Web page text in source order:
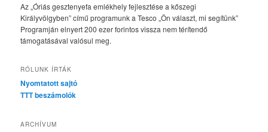
Az „Óriás gesztenyefa emlékhely fejlesztése a kőszegi
Királyvölgyben” című programunk a Tesco „Ön választ, mi segítünk”
Programján elnyert 200 ezer forintos vissza nem térítendő
támogatásával valósul meg.
RÓLUNK ÍRTÁK
Nyomtatott sajtó
TTT beszámolók
ARCHÍVUM